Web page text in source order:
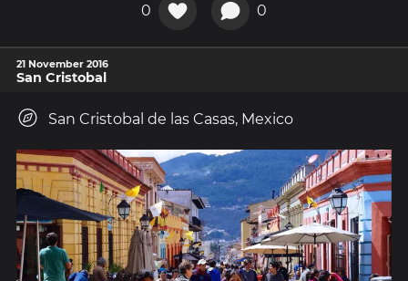
0 0
21 November 2016
San Cristobal
San Cristobal de las Casas, Mexico